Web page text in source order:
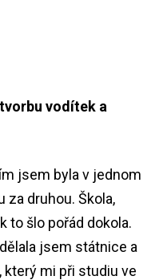
vodítek a
jsem byla v jednom
za druhou. Škola,
to šlo pořád dokola.
jsem státnice a
který mi při studiu ve